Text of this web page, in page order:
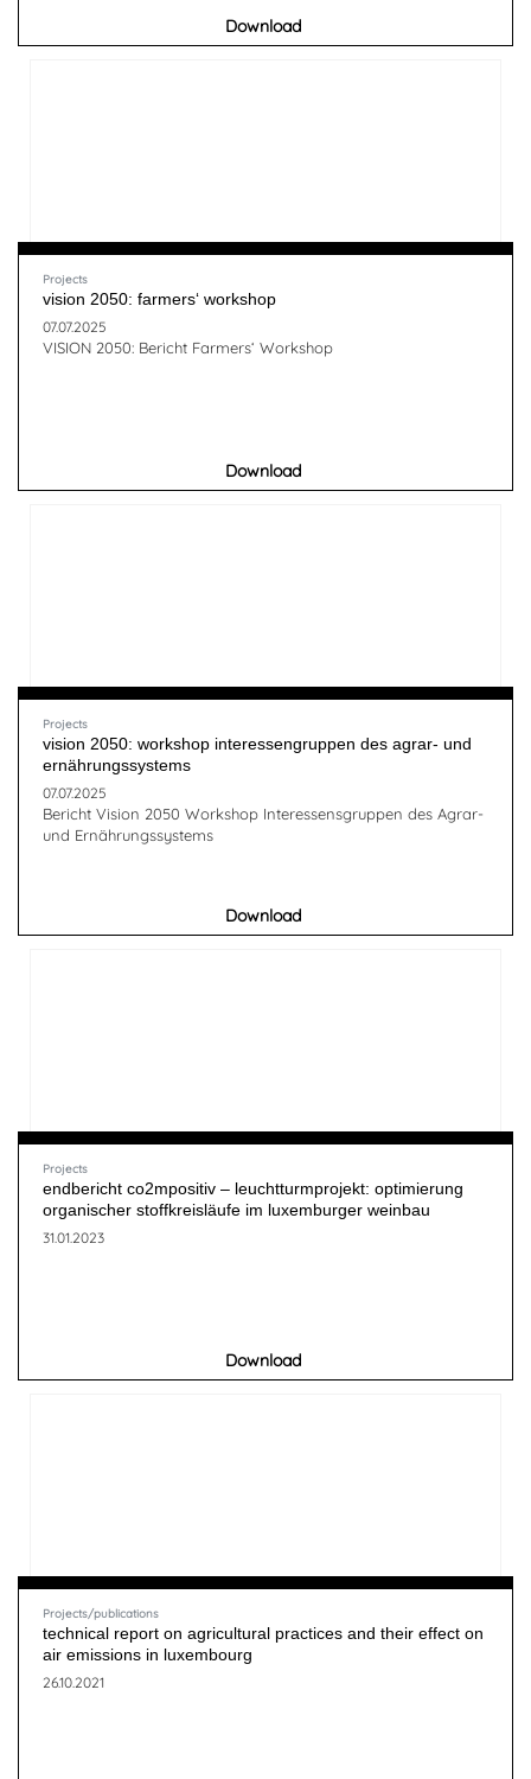
Download
Projects
vision 2050: farmers‘ workshop
07.07.2025
VISION 2050: Bericht Farmers‘ Workshop
Download
Projects
vision 2050: workshop interessengruppen des agrar- und
ernährungssystems
07.07.2025
Bericht Vision 2050 Workshop Interessensgruppen des Agrar-
und Ernährungssystems
Download
Projects
endbericht co2mpositiv – leuchtturmprojekt: optimierung
organischer stoffkreisläufe im luxemburger weinbau
31.01.2023
Download
Projects/publications
technical report on agricultural practices and their effect on
air emissions in luxembourg
26.10.2021